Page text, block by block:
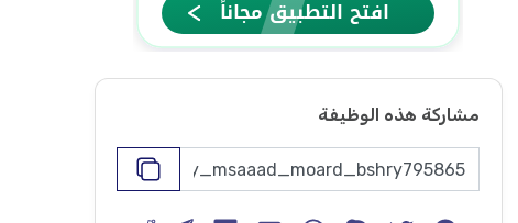
مشاركة هذه الوظيفة